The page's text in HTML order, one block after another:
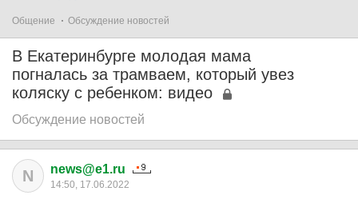
Общение Обсуждение новостей
В Екатеринбурге молодая мама
погналась за трамваем, который увез
коляску с ребенком: видео
Обсуждение новостей
N news@e1.ru
14:50, 17.06.2022